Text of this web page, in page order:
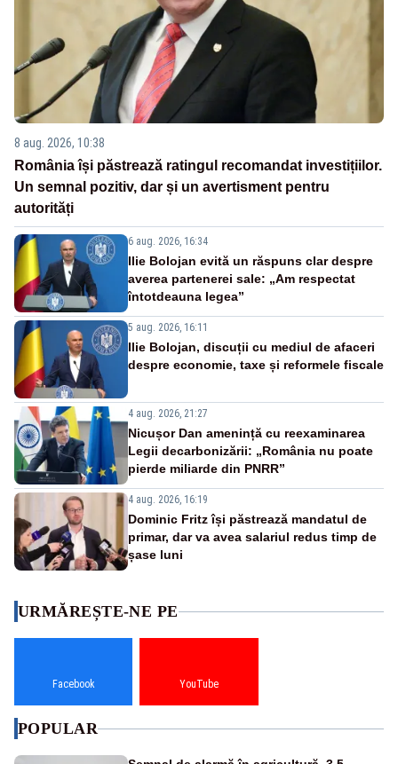
8 aug. 2026, 10:38
România își păstrează ratingul recomandat investițiilor.
Un semnal pozitiv, dar și un avertisment pentru
autorități
6 aug. 2026, 16:34
Ilie Bolojan evită un răspuns clar despre
averea partenerei sale: „Am respectat
întotdeauna legea”
5 aug. 2026, 16:11
Ilie Bolojan, discuții cu mediul de afaceri
despre economie, taxe și reformele fiscale
4 aug. 2026, 21:27
Nicușor Dan amenință cu reexaminarea
Legii decarbonizării: „România nu poate
pierde miliarde din PNRR”
4 aug. 2026, 16:19
Dominic Fritz își păstrează mandatul de
primar, dar va avea salariul redus timp de
șase luni
URMĂREȘTE-NE PE
Facebook YouTube
POPULAR